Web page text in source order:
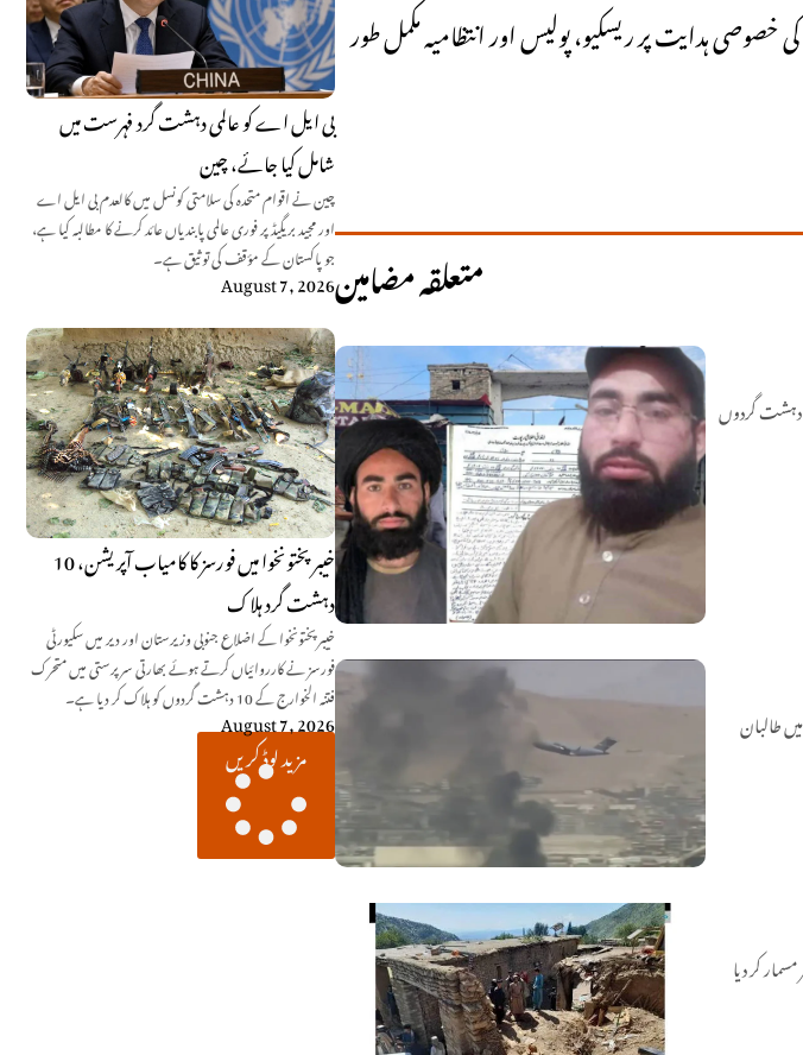
بی ایل اے کو عالمی دہشت گرد فہرست میں
شامل کیا جائے، چین
چین نے اقوام متحدہ کی سلامتی کونسل میں کالعدم بی ایل اے
اور مجید بریگیڈ پر فوری عالمی پابندیاں عائد کرنے کا مطالبہ کیا ہے،
جو پاکستان کے مؤقف کی توثیق ہے۔
August 7, 2026
خیبرپختونخوا میں فورسز کا کامیاب آپریشن، 10
دہشت گرد ہلاک
خیبرپختونخوا کے اضلاع جنوبی وزیرستان اور دیر میں سکیورٹی
فورسز نے کارروائیاں کرتے ہوئے بھارتی سرپرستی میں متحرک
فتنہ الخوارج کے 10 دہشت گردوں کو ہلاک کر دیا ہے۔
August 7, 2026
مزید لوڈ کریں
ہدایت پر ریسکیو، پولیس اور انتظامیہ مکمل طور
متعلقہ مضامین
ہی دہشت گردوں
طالبان
کر دیا